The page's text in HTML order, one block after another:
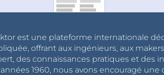
est une plateforme internationale
offrant aux ingénieurs, aux
des connaissances pratiques et des
années 1960, nous avons encouragé